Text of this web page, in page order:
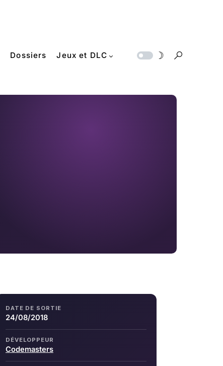
Dossiers Jeux et DLC
DATE DE SORTIE
24/08/2018
DÉVELOPPEUR
Codemasters